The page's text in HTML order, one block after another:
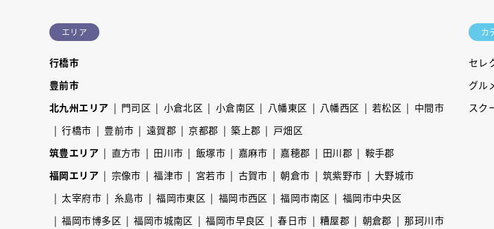
エリア
行橋市
豊前市
北九州エリア
門司区 小倉北区 小倉南区 八幡東区 八幡西区 若松区
中間市
行橋市
豊前市 遠賀郡 京都郡 築上郡
戸畑区
筑豊エリア
直方市 田川市 飯塚市 嘉麻市 嘉穂郡 田川郡
鞍手郡
福岡エリア
宗像市 福津市 宮若市 古賀市 朝倉市 筑紫野市
大野城市
太宰府市
糸島市 福岡市東区 福岡市西区 福岡市南区
福岡市中央区
福岡市博多区
福岡市城南区 福岡市早良区 春日市 糟屋郡 朝倉郡
那珂川市
カ
セレ
グル
スク